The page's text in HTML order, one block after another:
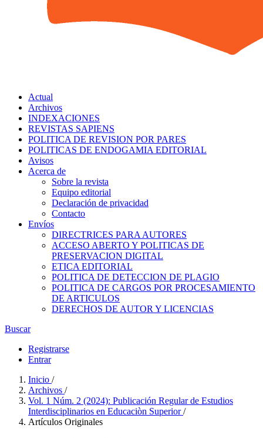
Actual
Archivos
INDEXACIONES
REVISTAS SAPIENS
POLITICA DE REVISION POR PARES
POLITICAS DE ENDOGAMIA EDITORIAL
Avisos
Acerca de
Sobre la revista
Equipo editorial
Declaración de privacidad
Contacto
Envíos
DIRECTRICES PARA AUTORES
ACCESO ABERTO Y POLITICAS DE
PRESERVACION DIGITAL
ETICA EDITORIAL
POLITICA DE DETECCION DE PLAGIO
POLITICA DE CARGOS POR PROCESAMIENTO
DE ARTICULOS
DERECHOS DE AUTOR Y LICENCIAS
Buscar
Registrarse
Entrar
Inicio /
Archivos /
Vol. 1 Núm. 2 (2024): Publicación Regular de Estudios
Interdisciplinarios en Educaciòn Superior/
Artículos Originales